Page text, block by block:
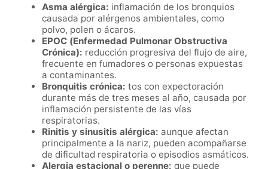
Asma alérgica: inflamación de los bronquios
causada por alérgenos ambientales, como
polvo, polen o ácaros.
EPOC (Enfermedad Pulmonar Obstructiva
Crónica): reducción progresiva del flujo de aire,
frecuente en fumadores o personas expuestas
a contaminantes.
Bronquitis crónica: tos con expectoración
durante más de tres meses al año, causada por
inflamación persistente de las vías
respiratorias.
Rinitis y sinusitis alérgica: aunque afectan
principalmente a la nariz, pueden acompañarse
de dificultad respiratoria o episodios asmáticos.
Alergia estacional o perenne: que puede